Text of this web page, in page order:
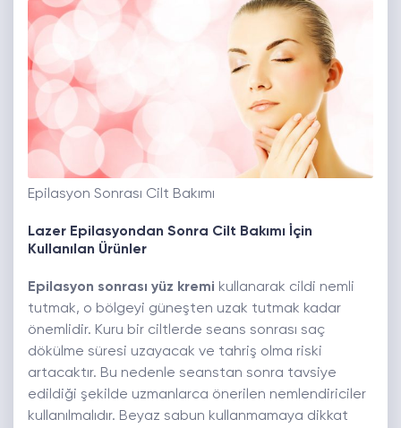
Epilasyon Sonrası Cilt Bakımı
Lazer Epilasyondan Sonra Cilt Bakımı İçin
Kullanılan Ürünler
Epilasyon sonrası yüz kremi kullanarak cildi nemli
tutmak, o bölgeyi güneşten uzak tutmak kadar
önemlidir. Kuru bir ciltlerde seans sonrası saç
dökülme süresi uzayacak ve tahriş olma riski
artacaktır. Bu nedenle seanstan sonra tavsiye
edildiği şekilde uzmanlarca önerilen nemlendiriciler
kullanılmalıdır. Beyaz sabun kullanmamaya dikkat